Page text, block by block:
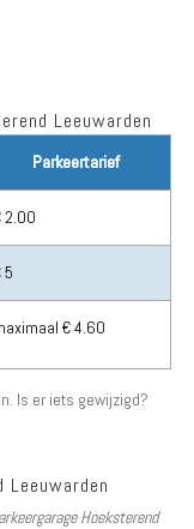
Leeuwarden
Parkeertarief
2.00
5
€ 4.60
Is er iets gewijzigd?
Leeuwarden
Hoeksterend